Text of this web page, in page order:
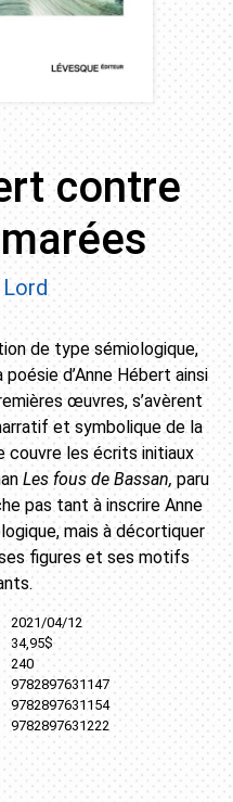
contre
de type sémiologique,
d’Anne Hébert ainsi
œuvres, s’avèrent
et symbolique de la
couvre les écrits initiaux
Les fous de Bassan,paru
pas tant à inscrire Anne
mais à décortiquer
figures et ses motifs
2021/04/12
34,95$
240
9782897631147
9782897631154
9782897631222